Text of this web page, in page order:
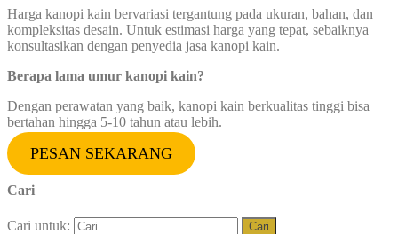
Harga kanopi kain bervariasi tergantung pada ukuran, bahan, dan
kompleksitas desain. Untuk estimasi harga yang tepat, sebaiknya
konsultasikan dengan penyedia jasa kanopi kain.
Berapa lama umur kanopi kain?
Dengan perawatan yang baik, kanopi kain berkualitas tinggi bisa
bertahan hingga 5-10 tahun atau lebih.
PESAN SEKARANG
Cari
Cari untuk: